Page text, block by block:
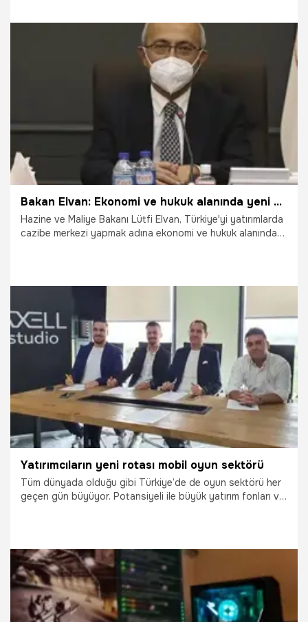
Bakan Elvan: Ekonomi ve hukuk alanında yeni bir seferberlik başlattık
Hazine ve Maliye Bakanı Lütfi Elvan, Türkiye'yi yatırımlarda
cazibe merkezi yapmak adına ekonomi ve hukuk alanında
8.12.2020 Ekonomi
Yatırımcıların yeni rotası mobil oyun sektörü
Tüm dünyada olduğu gibi Türkiye’de de oyun sektörü her
geçen gün büyüyor. Potansiyeli ile büyük yatırım fonları ve
oyun sektöründe son olarak Axell Studio’nun 400 bin
dolar yatırım aldığına dikkat çekildi.
23.09.2020 Bilim ve Teknoloji